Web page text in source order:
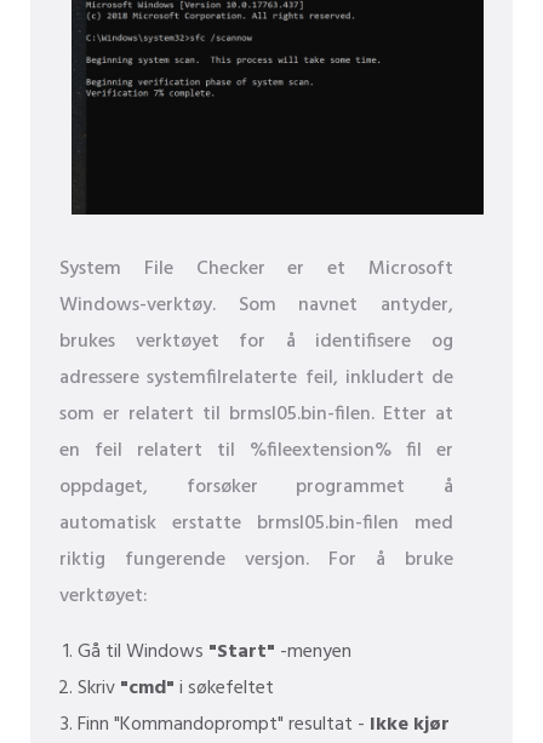
System File Checker er et Microsoft
Windows-verktøy. Som navnet antyder,
brukes verktøyet for å identifisere og
adressere systemfilrelaterte feil, inkludert de
som er relatert til brmsl05.bin-filen. Etter at
en feil relatert til %fileextension% fil er
oppdaget, forsøker programmet å
automatisk erstatte brmsl05.bin-filen med
riktig fungerende versjon. For å bruke
verktøyet:
Gå til Windows "Start" -menyen
Skriv"cmd"i søkefeltet
Finn "Kommandoprompt" resultat - Ikke kjør